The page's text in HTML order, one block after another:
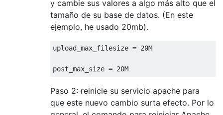
y cambie sus valores a algo más alto que el
tamaño de su base de datos. (En este
ejemplo, he usado 20mb).
upload_max_filesize = 20M
post_max_size = 20M
Paso 2: reinicie su servicio apache para
que este nuevo cambio surta efecto. Por lo